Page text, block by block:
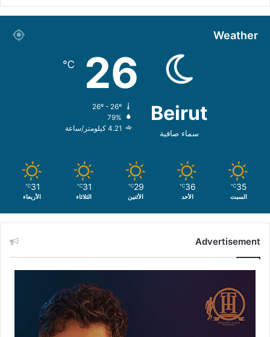
Weather
Beirut
سماء صافية
26
℃
79%
4.21 كيلومتر/ساعة
35
℃
السبت
36
℃
الأحد
29
℃
الأثنين
31
℃
الثلاثاء
31
℃
الأربعاء
Advertisement